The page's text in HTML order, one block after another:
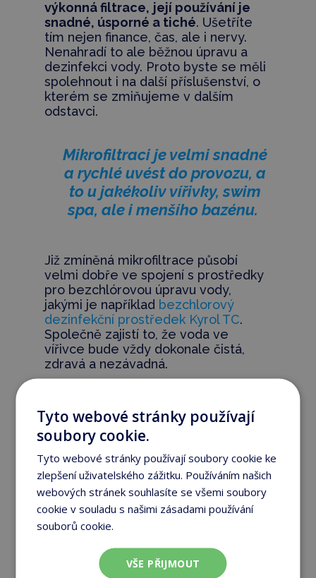
výkonná filtrace, její používání je
snadné, úsporné a tiché. Ušetříte
tím nejen finance, čas, ale i nervy.
Nenahradí to ale běžnou úpravu a
dezinfekci vody. Proto byste se měli
spolehnout i na další příslušenství, o
kterém se zmiňujeme v dalším
odstavci.
Mikrofiltraci je velmi snadné
a rychlé uvést do provozu, a
to u jakékoliv vířivky, swim
spa, ale i menšího bazénu.
Již zmíněná mikrofiltrace působí
velmi dobře ve spojení s prostředky
pro bezchlórovou úpravu vody,
jakými je například bezchlorový
dezinfekční prostředek Kyrol TC.
Společně zajistí to, že voda ve
vířivce bude vždy dokonale čistá,
zdravá a nezávadná.
💬Chcete si doma
dopřát zdravý wellness?
Mít vířivku nebo bazén je
skvělý způsob, jak odpočívat a
být spolu s rodinou. Ale chlor
ve vodě může způsobit
podráždění pokožky, očí i
sliznic, přispívat k rozvoji
astmatu
, tvořit karcinogenní
Tyto webové stránky používají
soubory cookie.
Tyto webové stránky používají soubory cookie ke
zlepšení uživatelského zážitku. Používáním našich
webových stránek souhlasíte se všemi soubory
cookie v souladu s našimi zásadami používání
souborů cookie.
VŠE PŘIJMOUT